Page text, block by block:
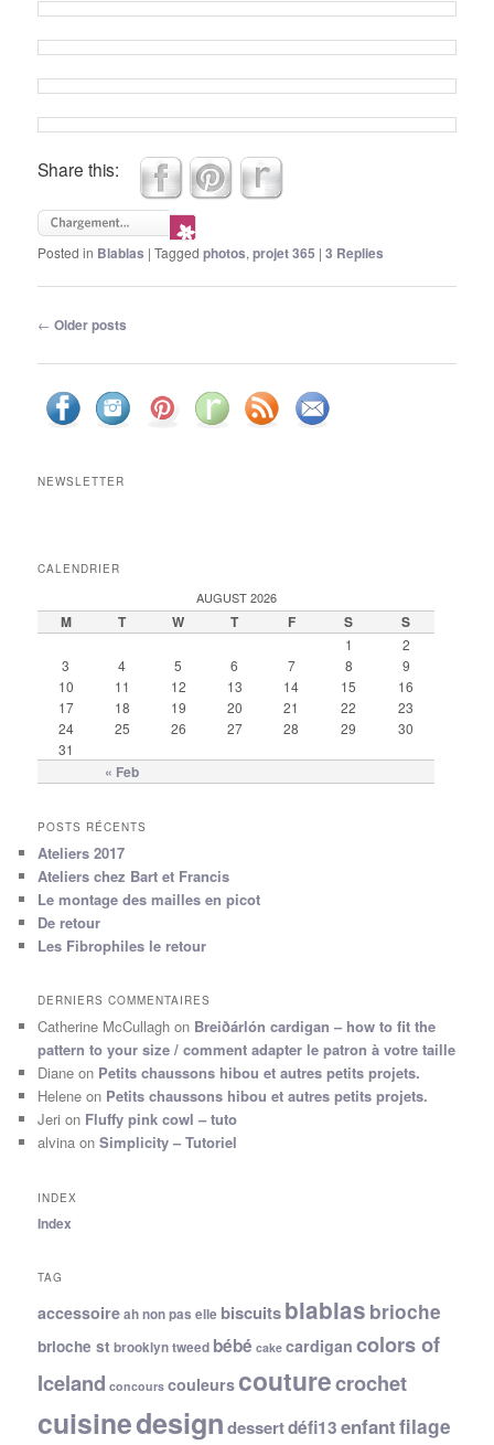
Share this:
Posted in Blablas |Tagged photos,projet 365 |3 Replies
Post navigation
← Older posts
NEWSLETTER
CALENDRIER
AUGUST 2026
M T W T F S S
« Feb
1
2
3
4 5 6 7 8
9
10
11 12 13 14 15
16
17
18 19 20 21 22
23
24
25 26 27 28 29
30
31
POSTS RÉCENTS
Ateliers 2017
Ateliers chez Bart et Francis
Le montage des mailles en picot
De retour
Les Fibrophiles le retour
DERNIERS COMMENTAIRES
Catherine McCullagh on Breiðárlón cardigan – how to fit the
pattern to your size / comment adapter le patron à votre taille
Diane on Petits chaussons hibou et autres petits projets.
Helene on Petits chaussons hibou et autres petits projets.
Jeri on Fluffy pink cowl – tuto
alvina onSimplicity – Tutoriel
INDEX
Index
TAG
accessoireah non pas elle biscuitsblablas brioche
brioche st brooklyn tweed bébé cake cardigan colors of
Iceland concours couleurscouturecrochet
cuisinedesigndessertdéfi13enfantfilage